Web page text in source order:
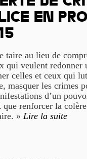
en
taire au lieu de
qui veulent redonner
celles et ceux qui
masquer les crimes
d’un
que renforcer la
» Lire la suite